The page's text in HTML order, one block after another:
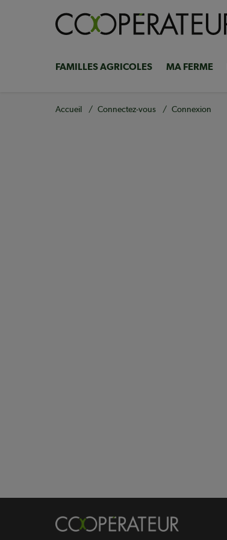
Navigation
principale
FAMILLES AGRICOLES MA FERME
Fil
Accueil Connectez-vous Connexion